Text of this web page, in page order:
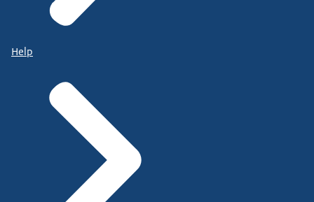
Help